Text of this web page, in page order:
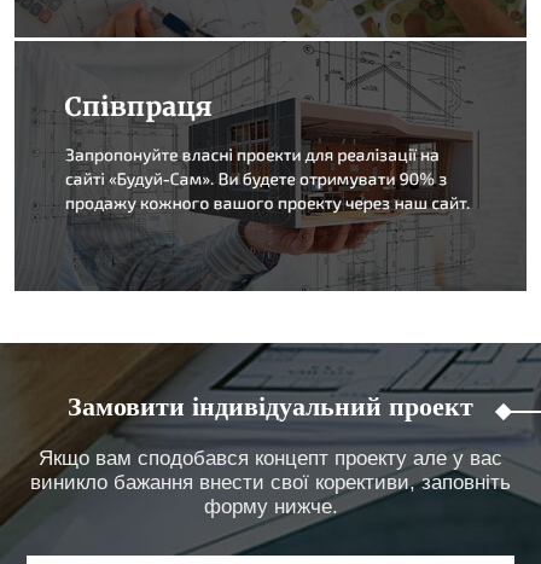
Замовити індивідуальний проект
Якщо вам сподобався концепт проекту але у вас
виникло бажання внести свої корективи, заповніть
форму нижче.